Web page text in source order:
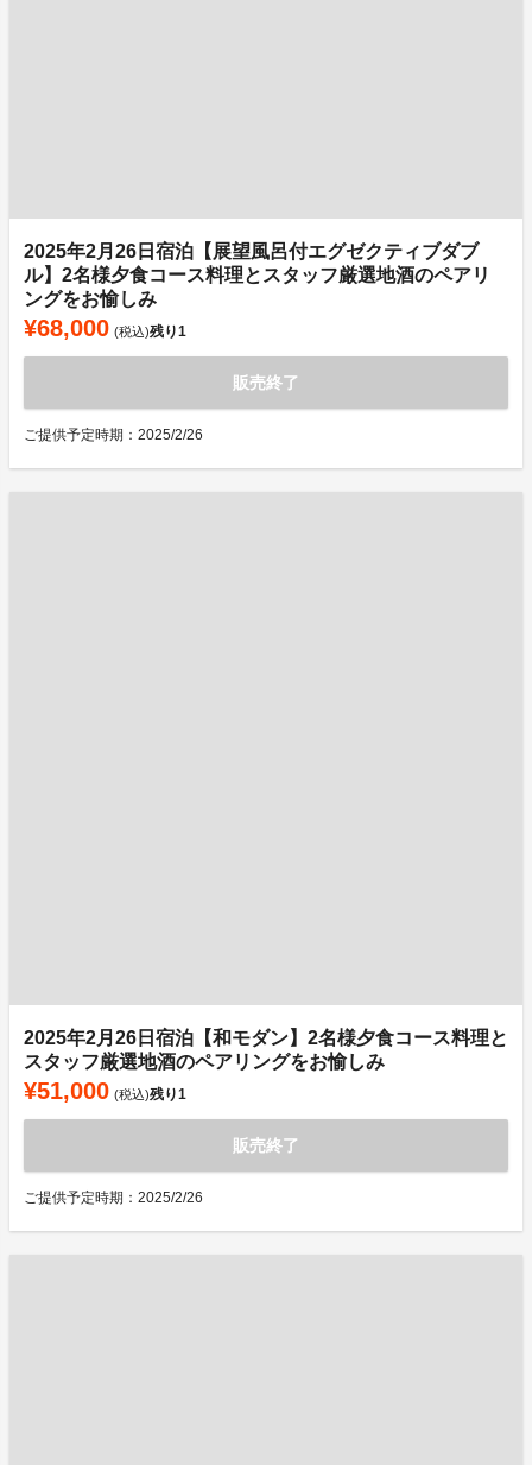
2025年2月26日宿泊【展望風呂付エグゼクティブダブ
ル】2名様夕食コース料理とスタッフ厳選地酒のペアリ
ングをお愉しみ
¥68,000 (税込)残り1
販売終了
ご提供予定時期：2025/2/26
2025年2月26日宿泊【和モダン】2名様夕食コース料理と
スタッフ厳選地酒のペアリングをお愉しみ
¥51,000 (税込)残り1
販売終了
ご提供予定時期：2025/2/26